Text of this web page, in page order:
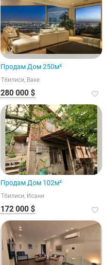
2
Продам Дом 250м²
Тбилиси, Ваке
280 000 $
12
Продам Дом 102м²
Тбилиси, Исани
172 000 $